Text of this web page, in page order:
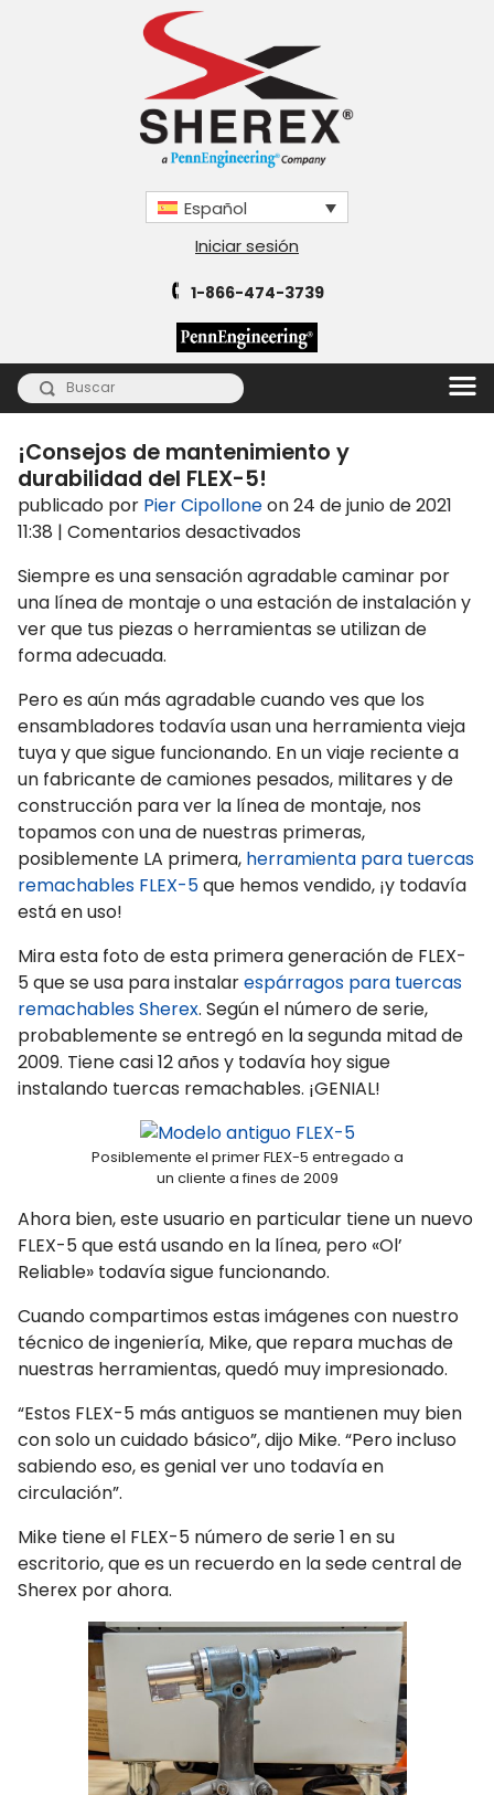
Español
Iniciar sesión
1-866-474-3739
¡Consejos de mantenimiento y
durabilidad del FLEX-5!
publicado por Pier Cipolloneon24 de junio de 2021
11:38 | Comentarios desactivados
de
mantenimiento
y
del
FLEX-
Siempre es una sensación agradable caminar por
una línea de montaje o una estación de instalación y
ver que tus piezas o herramientas se utilizan de
forma adecuada.
Pero es aún más agradable cuando ves que los
ensambladores todavía usan una herramienta vieja
tuya y que sigue funcionando. En un viaje reciente a
un fabricante de camiones pesados, militares y de
construcción para ver la línea de montaje, nos
topamos con una de nuestras primeras,
posiblemente LA primera, herramienta para tuercas
remachables FLEX-5que hemos vendido, ¡y todavía
está en uso!
Mira esta foto de esta primera generación de FLEX-
5 que se usa para instalarespárragos para tuercas
remachables Sherex. Según el número de serie,
probablemente se entregó en la segunda mitad de
2009. Tiene casi 12 años y todavía hoy sigue
instalando tuercas remachables. ¡GENIAL!
Posiblemente el primer FLEX-5 entregado a
un cliente a fines de 2009
Ahora bien, este usuario en particular tiene un nuevo
FLEX-5 que está usando en la línea, pero «Ol’
Reliable» todavía sigue funcionando.
Cuando compartimos estas imágenes con nuestro
técnico de ingeniería, Mike, que repara muchas de
nuestras herramientas, quedó muy impresionado.
“Estos FLEX-5 más antiguos se mantienen muy bien
con solo un cuidado básico”, dijo Mike. “Pero incluso
sabiendo eso, es genial ver uno todavía en
circulación”.
Mike tiene el FLEX-5 número de serie 1 en su
escritorio, que es un recuerdo en la sede central de
Sherex por ahora.